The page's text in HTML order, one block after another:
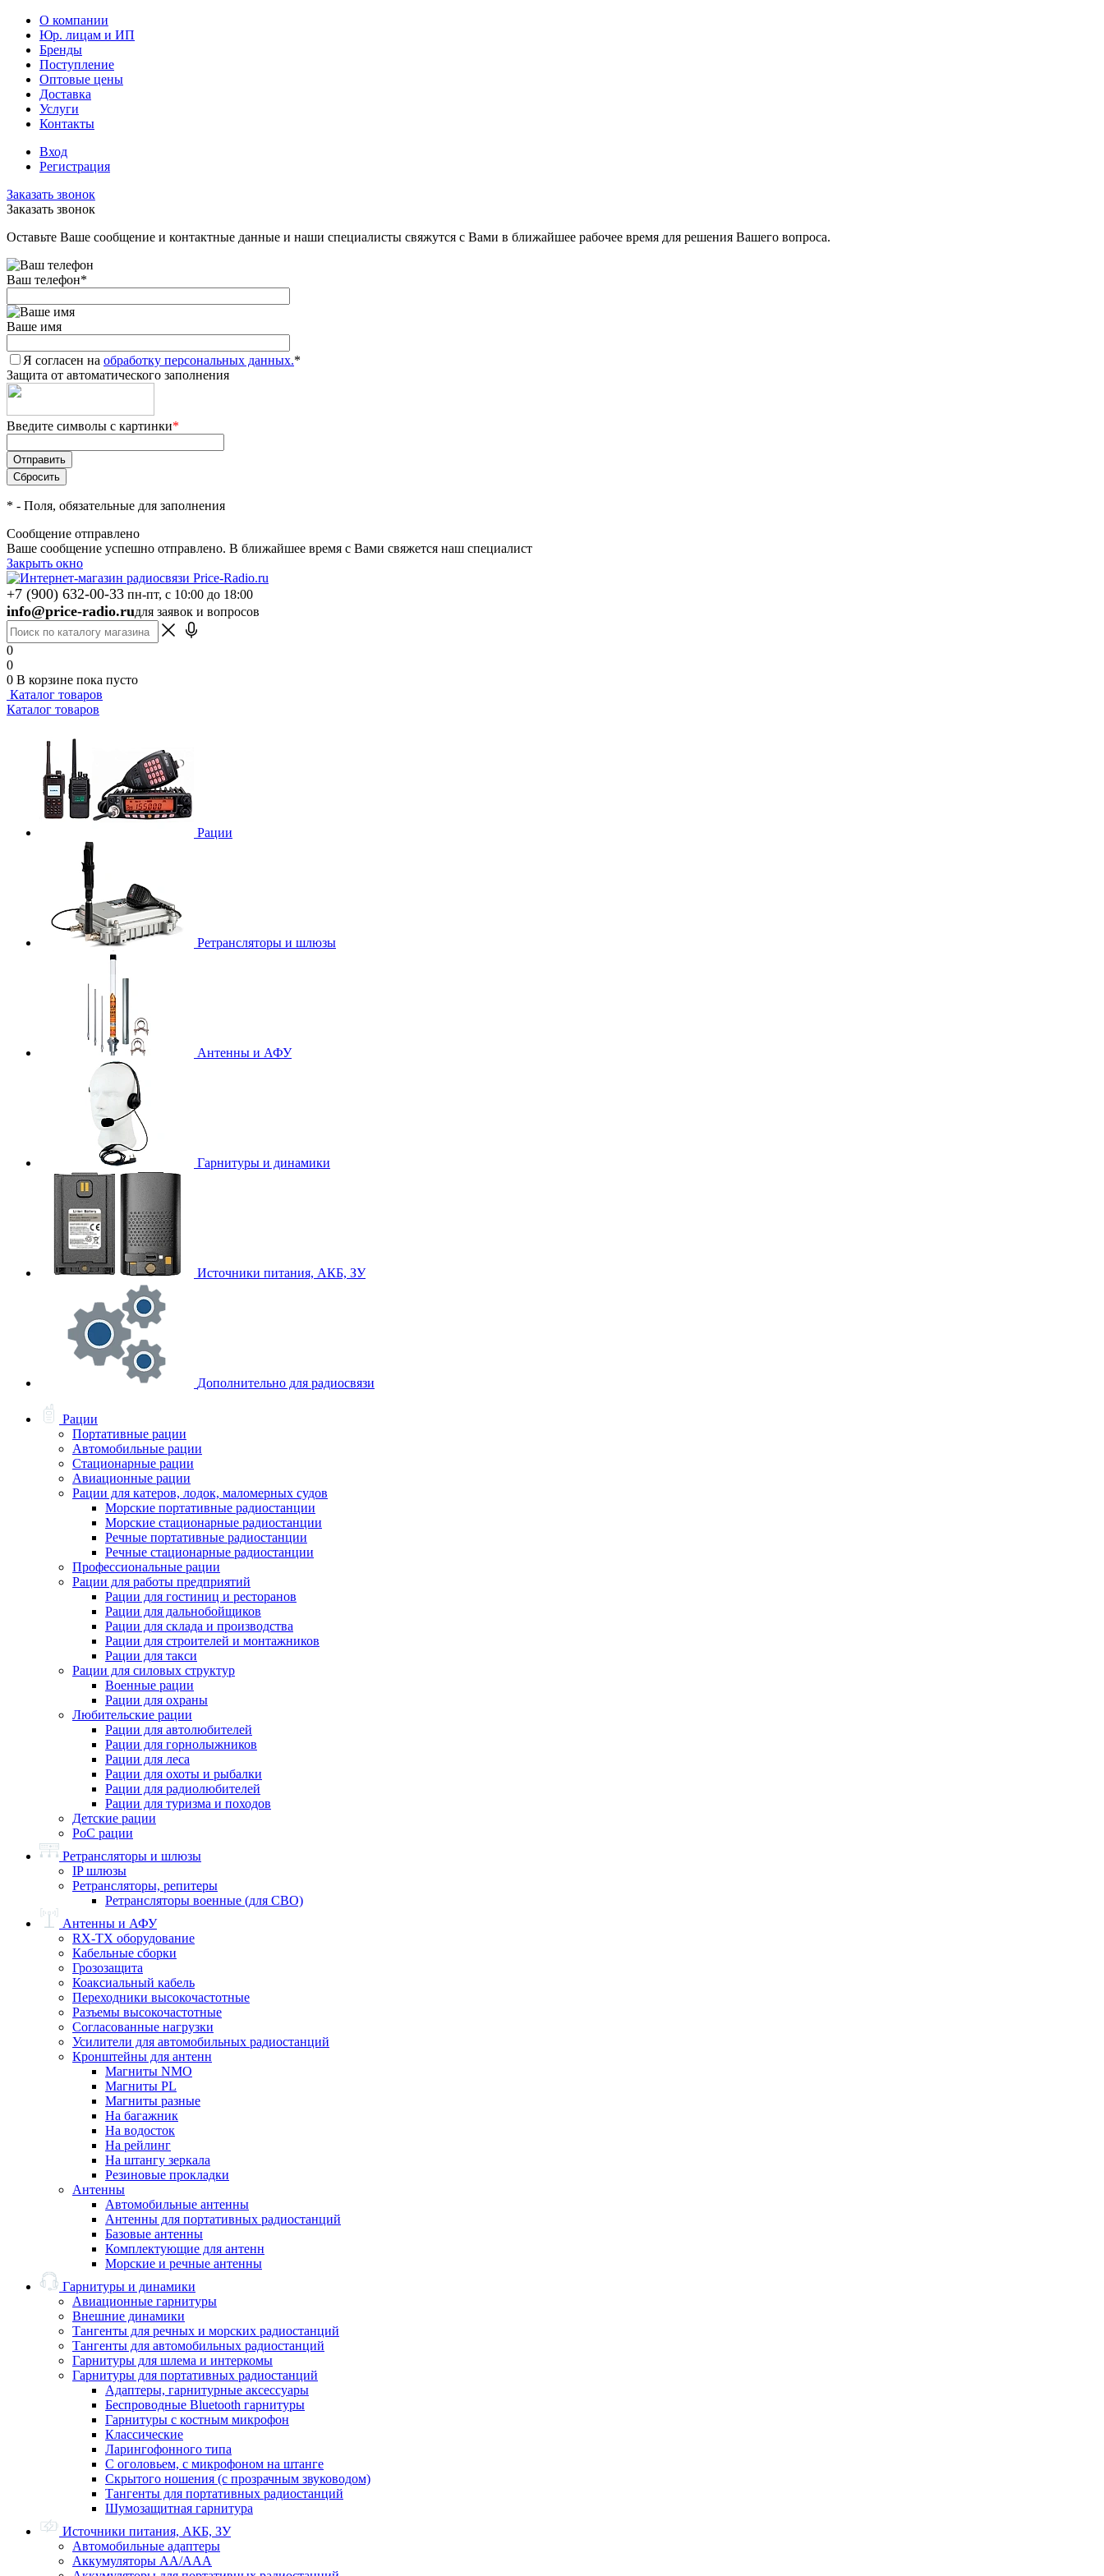
О компании
Юр. лицам и ИП
Бренды
Поступление
Оптовые цены
Доставка
Услуги
Контакты
Вход
Регистрация
Заказать звонок
Заказать звонок
Оставьте Ваше сообщение и контактные данные и наши специалисты свяжутся с Вами в ближайшее рабочее время для решения Вашего вопроса.
Ваш телефон*
Ваше имя
Я согласен на обработку персональных данных.*
Защита от автоматического заполнения
Введите символы с картинки*
* - Поля, обязательные для заполнения
Сообщение отправлено
Ваше сообщение успешно отправлено. В ближайшее время с Вами свяжется наш специалист
Закрыть окно
+7 (900) 632-00-33 пн-пт, с 10:00 до 18:00
info@price-radio.ruдля заявок и вопросов
0
0
0 В корзине пока пусто
Каталог товаров
Каталог товаров
Рации
Ретрансляторы и шлюзы
Антенны и АФУ
Гарнитуры и динамики
Источники питания, АКБ, ЗУ
Дополнительно для радиосвязи
Рации
Портативные рации
Автомобильные рации
Стационарные рации
Авиационные рации
Рации для катеров, лодок, маломерных судов
Морские портативные радиостанции
Морские стационарные радиостанции
Речные портативные радиостанции
Речные стационарные радиостанции
Профессиональные рации
Рации для работы предприятий
Рации для гостиниц и ресторанов
Рации для дальнобойщиков
Рации для склада и производства
Рации для строителей и монтажников
Рации для такси
Рации для силовых структур
Военные рации
Рации для охраны
Любительские рации
Рации для автолюбителей
Рации для горнолыжников
Рации для леса
Рации для охоты и рыбалки
Рации для радиолюбителей
Рации для туризма и походов
Детские рации
PoC рации
Ретрансляторы и шлюзы
IP шлюзы
Ретрансляторы, репитеры
Ретрансляторы военные (для СВО)
Антенны и АФУ
RX-TX оборудование
Кабельные сборки
Грозозащита
Коаксиальный кабель
Переходники высокочастотные
Разъемы высокочастотные
Согласованные нагрузки
Усилители для автомобильных радиостанций
Кронштейны для антенн
Магниты NMO
Магниты PL
Магниты разные
На багажник
На водосток
На рейлинг
На штангу зеркала
Резиновые прокладки
Антенны
Автомобильные антенны
Антенны для портативных радиостанций
Базовые антенны
Комплектующие для антенн
Морские и речные антенны
Гарнитуры и динамики
Авиационные гарнитуры
Внешние динамики
Тангенты для речных и морских радиостанций
Тангенты для автомобильных радиостанций
Гарнитуры для шлема и интеркомы
Гарнитуры для портативных радиостанций
Адаптеры, гарнитурные аксессуары
Беспроводные Bluetooth гарнитуры
Гарнитуры с костным микрофон
Классические
Ларингофонного типа
С оголовьем, с микрофоном на штанге
Скрытого ношения (с прозрачным звуководом)
Тангенты для портативных радиостанций
Шумозащитная гарнитура
Источники питания, АКБ, ЗУ
Автомобильные адаптеры
Аккумуляторы АА/ААА